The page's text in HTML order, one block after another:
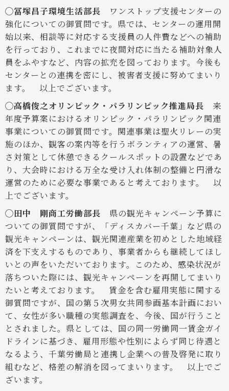
◯冨塚昌子環境生活部長 ワンストップ支援センターの
強化についての御質問です。県では、センターの運用開
始以来、相談等に対応する支援員の人件費などへの補助
を行っており、これまでに夜間対応に当たる補助対象人
員をふやすなど、内容の拡充を図っております。今後も
センターとの連携を密にし、被害者支援に努めてまいり
ます。
以上でございます。
◯高橋俊之オリンピック・パラリンピック推進局長 来
年度予算案におけるオリンピック・パラリンピック関連
事業についての御質問です。関連事業は聖火リレーの実
施のほか、観客の案内等を行うボランティアの運営、暑
さ対策として休憩できるクールスポットの設置などであ
り、大会時における万全な受け入れ体制の整備と円滑な
運営のために必要な事業であると考えております。
以
上でございます。
◯田中 剛商工労働部長 県の観光キャンペーン予算に
ついての御質問ですが、「ディスカバー千葉」など県の
観光キャンペーンは、観光関連産業を初めとした地域経
済を下支えするものであり、事業者からも継続してほし
いとの声をいただいております。このため、感染状況が
落ちついた際には、観光キャンペーンを再開してまいり
たいと考えております。
賃金を含む雇用実態に関する
御質問ですが、国の第５次男女共同参画基本計画におい
て、女性が多い職種の実態調査を、今後、国が行うこと
とされました。県としては、国の同一労働同一賃金ガイ
ドラインに基づき、雇用形態や性別によらず同じ待遇と
なるよう、千葉労働局と連携し企業への普及啓発に取り
組むなど、格差の解消を図ってまいります。
以上でご
ざいます。